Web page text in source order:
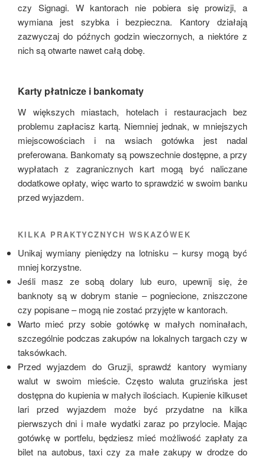
czy Signagi. W kantorach nie pobiera się prowizji, a
wymiana jest szybka i bezpieczna. Kantory działają
zazwyczaj do późnych godzin wieczornych, a niektóre z
nich są otwarte nawet całą dobę.
Karty płatnicze i bankomaty
W większych miastach, hotelach i restauracjach bez
problemu zapłacisz kartą. Niemniej jednak, w mniejszych
miejscowościach i na wsiach gotówka jest nadal
preferowana. Bankomaty są powszechnie dostępne, a przy
wypłatach z zagranicznych kart mogą być naliczane
dodatkowe opłaty, więc warto to sprawdzić w swoim banku
przed wyjazdem.
KILKA PRAKTYCZNYCH WSKAZÓWEK
Unikaj wymiany pieniędzy na lotnisku – kursy mogą być
mniej korzystne.
Jeśli masz ze sobą dolary lub euro, upewnij się, że
banknoty są w dobrym stanie – pogniecione, zniszczone
czy popisane – mogą nie zostać przyjęte w kantorach.
Warto mieć przy sobie gotówkę w małych nominałach,
szczególnie podczas zakupów na lokalnych targach czy w
taksówkach.
Przed wyjazdem do Gruzji, sprawdź kantory wymiany
walut w swoim mieście. Często waluta gruzińska jest
dostępna do kupienia w małych ilościach. Kupienie kilkuset
lari przed wyjazdem może być przydatne na kilka
pierwszych dni i małe wydatki zaraz po przylocie. Mając
gotówkę w portfelu, będziesz mieć możliwość zapłaty za
bilet na autobus, taxi czy za małe zakupy w drodze do